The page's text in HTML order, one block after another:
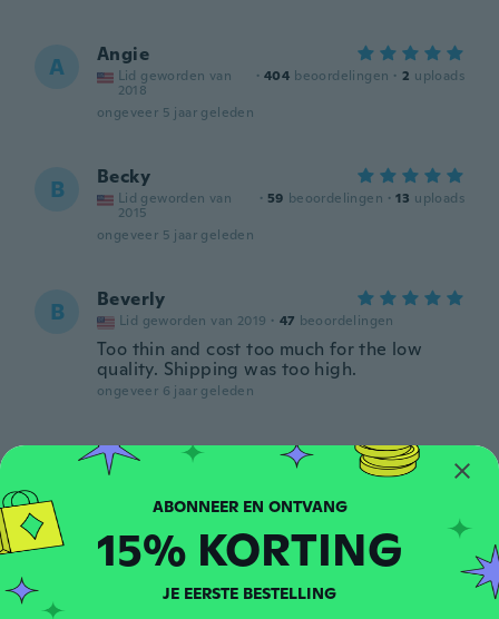
A Angie
Lid geworden van
2018
· 404 beoordelingen · 2 uploads
ongeveer 5 jaar geleden
B Becky
Lid geworden van
2015
· 59 beoordelingen · 13 uploads
ongeveer 5 jaar geleden
B Beverly
Lid geworden van 2019 · 47 beoordelingen
Too thin and cost too much for the low
quality. Shipping was too high.
ongeveer 6 jaar geleden
Judy
beoordelingen · 5 uploads
So cute
ongeveer 6 jaar geleden
ABONNEER EN ONTVANG
15% KORTING
JE EERSTE BESTELLING